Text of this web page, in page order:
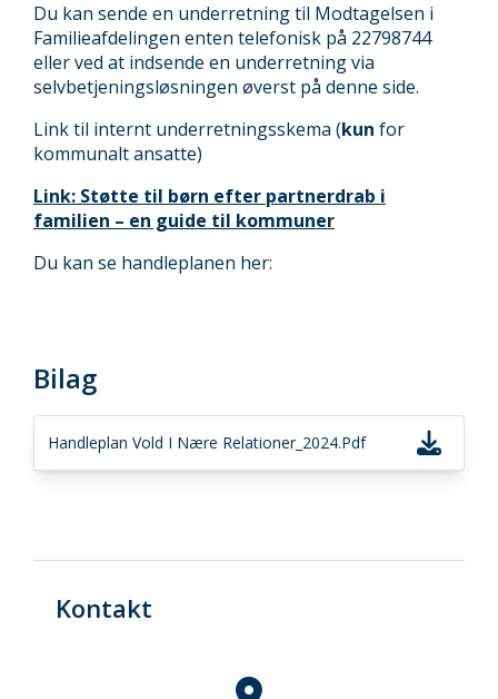
Du kan sende en underretning til Modtagelsen i
Familieafdelingen enten telefonisk på 22798744
eller ved at indsende en underretning via
selvbetjeningsløsningen øverst på denne side.
Link til internt underretningsskema (kun for
kommunalt ansatte)
Link: Støtte til børn efter partnerdrab i
familien – en guide til kommuner
Du kan se handleplanen her:
Bilag
Handleplan Vold I Nære Relationer_2024.pdf
Kontakt